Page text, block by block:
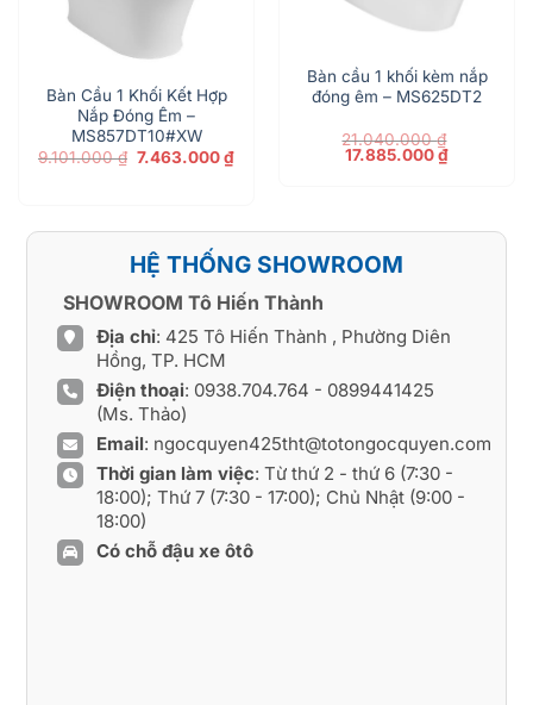
Bàn Cầu 1 Khối Kết Hợp
Nắp Đóng Êm –
MS857DT10#XW
9.101.000₫ Giá
7.463.000₫Giá
Bàn cầu 1 khối kèm nắp
đóng êm – MS625DT2
21.040.000₫
Giá
17.885.000₫Giá
₫.
HỆ THỐNG SHOWROOM
SHOWROOM Tô Hiến Thành
Địa chỉ: 425 Tô Hiến Thành , Phường Diên
Hồng, TP. HCM
Điện thoại: 0938.704.764 - 0899441425
(Ms. Thảo)
Email: ngocquyen425tht@totongocquyen.com
Thời gian làm việc: Từ thứ 2 - thứ 6 (7:30 -
18:00); Thứ 7 (7:30 - 17:00); Chủ Nhật (9:00 -
18:00)
Có chỗ đậu xe ôtô